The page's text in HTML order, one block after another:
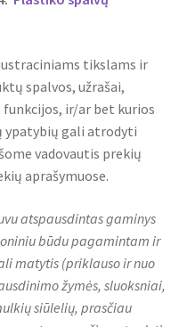
tikslams ir
spalvos, užrašai,
ir/ar bet kurios
ypatybių gali atrodyti
vadovautis prekių
aprašymuose.
atspausdintas gaminys
būdu pagamintam ir
matytis (priklauso ir nuo
žymės, sluoksniai,
siūlelių, prasčiau